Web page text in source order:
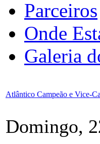
Parceiros
Onde
Galeria
Atlântico Campeão e Vice-
Domingo,